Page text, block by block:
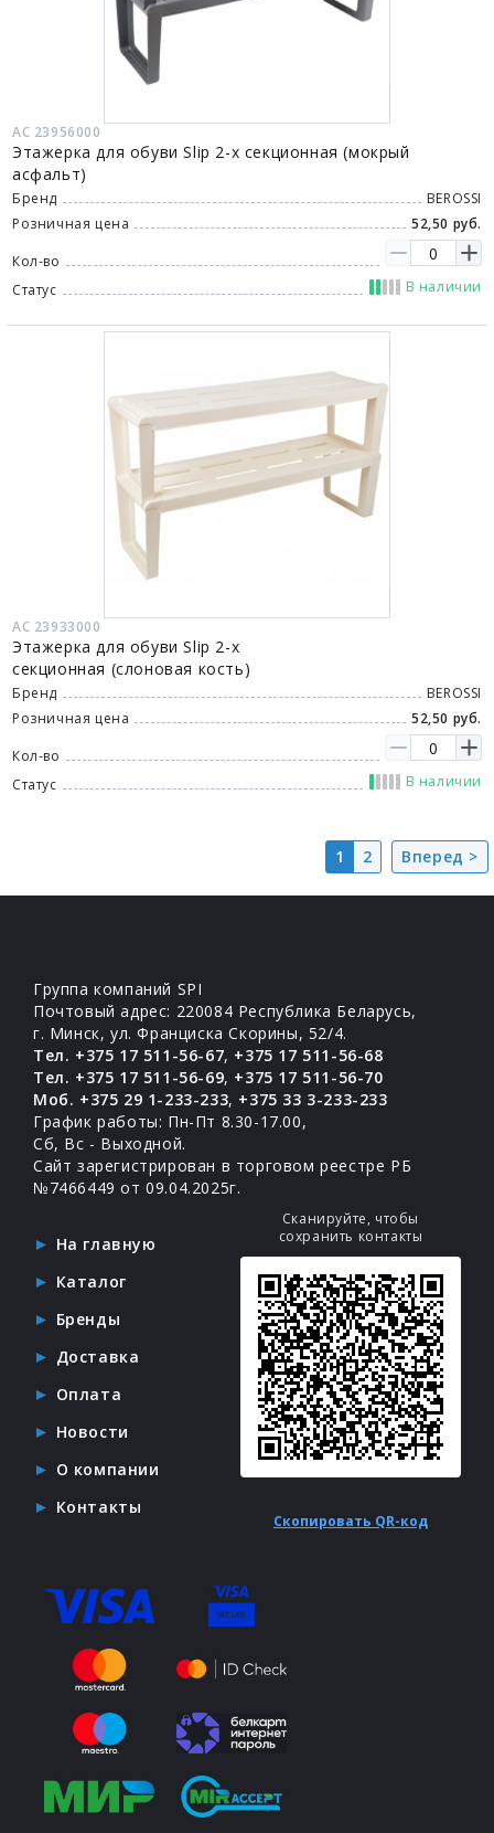
АС 23956000
Этажерка для обуви Slip 2-х секционная (мокрый
асфальт)
Бренд
BEROSSI
Розничная цена
52,50 руб.
Кол-во
Статус
В наличии
АС 23933000
Этажерка для обуви Slip 2-х
секционная (слоновая кость)
Бренд
BEROSSI
Розничная цена
52,50 руб.
Кол-во
Статус
В наличии
1 2 Вперед >
Группа компаний SPI
Почтовый адрес: 220084 Республика Беларусь,
г. Минск, ул. Франциска Скорины, 52/4.
Тел. +375 17 511-56-67, +375 17 511-56-68
Тел. +375 17 511-56-69, +375 17 511-56-70
Моб. +375 29 1-233-233, +375 33 3-233-233
График работы: Пн-Пт 8.30-17.00,
Сб, Вс - Выходной.
Сайт зарегистрирован в торговом реестре РБ
№7466449 от 09.04.2025г.
На главную
Каталог
Бренды
Доставка
Оплата
Новости
О компании
Контакты
Сканируйте, чтобы
сохранить контакты
Скопировать QR-код